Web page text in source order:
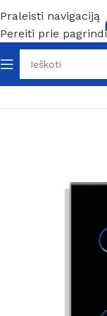
Praleisti navigaciją
Pereiti prie
Pradžia Be